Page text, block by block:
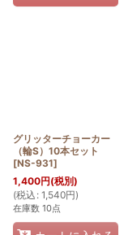
グリッターチョーカー
（輪S）10本セット
[NS-931]
1,400円(税別)
(税込 : 1,540円)
在庫数 10点